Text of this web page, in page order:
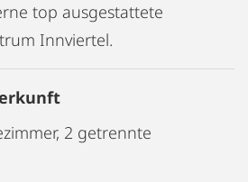
top ausgestattete
Innviertel.
2 getrennte